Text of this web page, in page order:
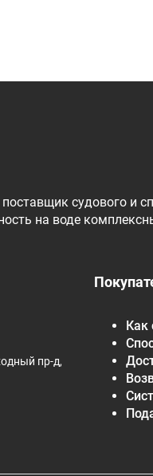
судового и
на воде
Как
пр-д,